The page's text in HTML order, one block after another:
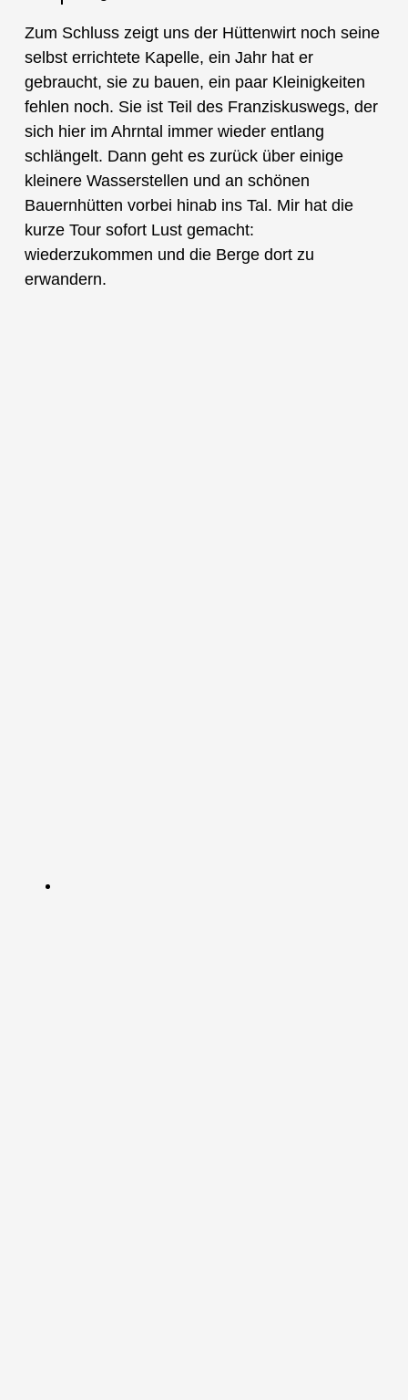
Zum Schluss zeigt uns der Hüttenwirt noch seine
selbst errichtete Kapelle, ein Jahr hat er
gebraucht, sie zu bauen, ein paar Kleinigkeiten
fehlen noch. Sie ist Teil des Franziskuswegs, der
sich hier im Ahrntal immer wieder entlang
schlängelt. Dann geht es zurück über einige
kleinere Wasserstellen und an schönen
Bauernhütten vorbei hinab ins Tal. Mir hat die
kurze Tour sofort Lust gemacht:
wiederzukommen und die Berge dort zu
erwandern.